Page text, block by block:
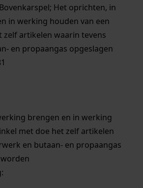
Het oprichten, in
in werking houden van een
zelf artikelen waarin tevens
en propaangas opgeslagen
brengen en in werking
met doe het zelf artikelen
en butaan- en propaangas